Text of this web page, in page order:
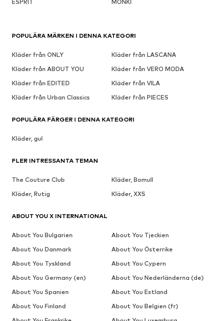
ESPRIT
MONKI
POPULÄRA MÄRKEN I DENNA KATEGORI
Kläder från ONLY
Kläder från LASCANA
Kläder från ABOUT YOU
Kläder från VERO MODA
Kläder från EDITED
Kläder från VILA
Kläder från Urban Classics
Kläder från PIECES
POPULÄRA FÄRGER I DENNA KATEGORI
Kläder, gul
FLER INTRESSANTA TEMAN
The Couture Club
Kläder, Bomull
Kläder, Rutig
Kläder, XXS
ABOUT YOU X INTERNATIONAL
About You Bulgarien
About You Tjeckien
About You Danmark
About You Österrike
About You Tyskland
About You Cypern
About You Germany (en)
About You Nederländerna (de)
About You Spanien
About You Estland
About You Finland
About You Belgien (fr)